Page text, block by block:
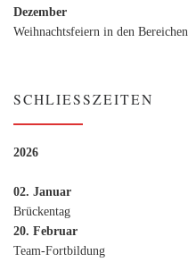
Dezember
Weihnachtsfeiern in den Bereichen
SCHLIESSZEITEN
2026
02. Januar
Brückentag
20. Februar
Team-Fortbildung